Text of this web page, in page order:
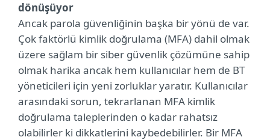
dönüşüyor
Ancak parola güvenliğinin başka bir yönü de var.
Çok faktörlü kimlik doğrulama (MFA) dahil olmak
üzere sağlam bir siber güvenlik çözümüne sahip
olmak harika ancak hem kullanıcılar hem de BT
yöneticileri için yeni zorluklar yaratır. Kullanıcılar
arasındaki sorun, tekrarlanan MFA kimlik
doğrulama taleplerinden o kadar rahatsız
olabilirler ki dikkatlerini kaybedebilirler. Bir MFA